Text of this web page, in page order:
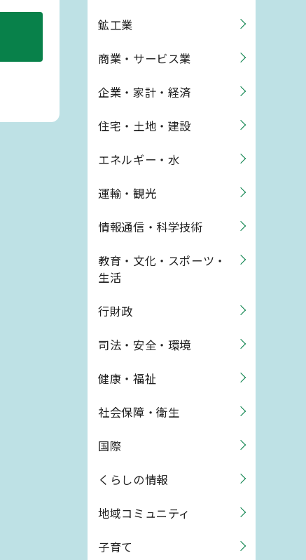
鉱工業
商業・サービス業
企業・家計・経済
住宅・土地・建設
エネルギー・水
運輸・観光
情報通信・科学技術
教育・文化・スポーツ・
生活
行財政
司法・安全・環境
健康・福祉
社会保障・衛生
国際
くらしの情報
地域コミュニティ
子育て